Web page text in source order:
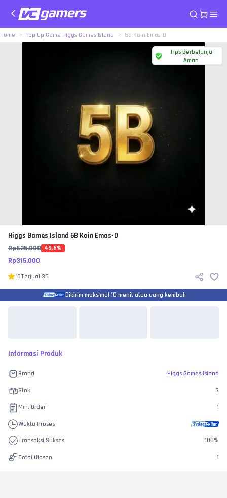
Home Top Up Game Higgs Games Island 5B Koin Emas-D
Tips Berbelanja
Aman
Higgs Games Island 5B Koin Emas-D
Rp625.000 49.6%
Rp315.000
0Terjual 35
Dikirim maksimal 10 menit atau uang kembali
Informasi Produk
Brand Higgs Games Island
Stok 3
Min. Order 1
Waktu Proses
Transaksi Sukses 100%
Total Ulasan 1